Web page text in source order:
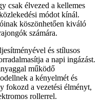
csak élvezed a kellemes
módot kínál.
köszönhetően kiváló
számára.
és stílusos
a napi ingázást.
működő
a kényelmét és
fokozd a vezetési élményt,
rollerrel.